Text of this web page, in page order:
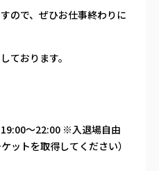
ので、ぜひお仕事終わりに
ております。
〜22:00 ※入退場自由
ットを取得してください）